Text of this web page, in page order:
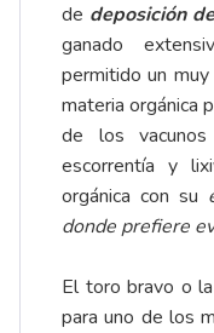
de deposición
ganado
permitido un
materia orgánica
de los
escorrentía y
orgánica con su
donde prefiere
El toro bravo o
para uno de los